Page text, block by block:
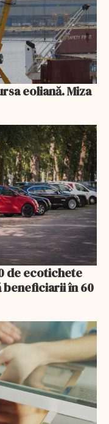
eoliană. Miza
de ecotichete
beneficiarii în 60